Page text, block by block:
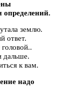
землю.
ответ.
дальше.
к вам.
надо